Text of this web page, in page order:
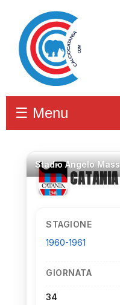
☰ Menu
StadioAngelo
CATANIA
STAGIONE
1960-1961
GIORNATA
34